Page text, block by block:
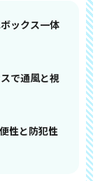
ックス一体
で通風と視
性と防犯性